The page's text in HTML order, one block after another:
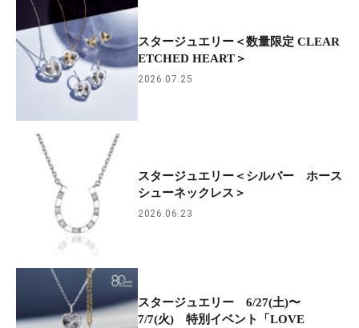
スタージュエリー＜数量限定 CLEAR
ETCHED HEART＞
2026.07.25
スタージュエリー＜シルバー ホース
シューネックレス＞
2026.06.23
スタージュエリー 6/27(土)〜
7/7(火) 特別イベント「LOVE